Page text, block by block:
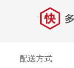
快 多
配送方式